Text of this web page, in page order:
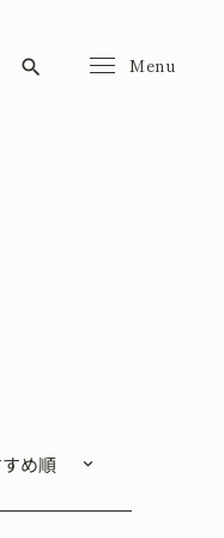
Menu
search